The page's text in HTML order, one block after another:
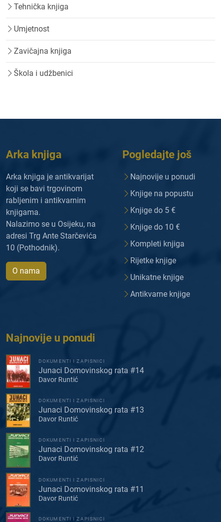
Tehnička knjiga
Umjetnost
Zavičajna knjiga
Škola i udžbenici
Arka knjiga
Arka knjiga je antikvarijat
koji se bavi trgovinom
rabljenim i antikvarnim
knjigama.
Nalazimo se u Osijeku, na
adresi Trg Ante Starčevića
10 (Pothodnik).
O nama
Pogledajte još
Najnovije u ponudi
Knjige na popustu
Knjige do 5 €
Knjige do 10 €
Kompleti knjiga
Rijetke knjige
Unikatne knjige
Antikvarne knjige
Najnovije u ponudi
DOKUMENTI I ZAPISNICI
Junaci Domovinskog rata #14
Davor Runtić
DOKUMENTI I ZAPISNICI
Junaci Domovinskog rata #13
Davor Runtić
DOKUMENTI I ZAPISNICI
Junaci Domovinskog rata #12
Davor Runtić
DOKUMENTI I ZAPISNICI
Junaci Domovinskog rata #11
Davor Runtić
DOKUMENTI I ZAPISNICI